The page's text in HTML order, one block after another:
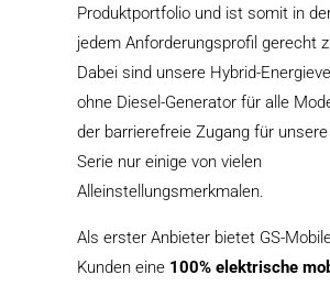
Produktportfolio und ist somit in
jedem Anforderungsprofil gerecht
Dabei sind unsere Hybrid-
ohne Diesel-Generator für alle
der barrierefreie Zugang für
Serie nur einige von vielen
Alleinstellungsmerkmalen.
Als erster Anbieter bietet GS-
Kunden eine 100% elektrische